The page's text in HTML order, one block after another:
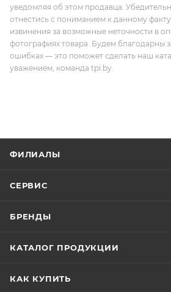
уведомляя об этом продавца.
отнестись с пониманием к данному
извинения за возможные неточности в
фотографиях товара. Будем благодарны
ошибках — это поможет сделать наш
уважением, команда tpi.by.
ФИЛИАЛЫ
СЕРВИС
БРЕНДЫ
КАТАЛОГ ПРОДУКЦИИ
КАК КУПИТЬ